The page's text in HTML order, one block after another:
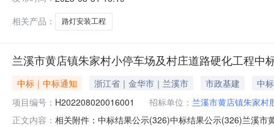
相关产品：
路灯安装工程
兰溪市黄店镇朱家村小停车场及村庄道路硬化工程中
中标｜中标通知 浙江省｜金华市｜兰溪市 市政基建
中
项目编号： H202208020016001 招标单位： 兰溪市黄店镇朱家村
正文内容： 相关附件：中标结果公示(326)中标结果公示(326)兰溪